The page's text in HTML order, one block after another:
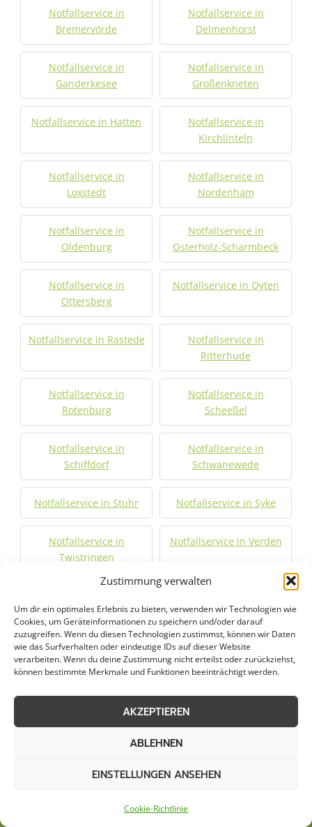
Zustimmung verwalten
Um dir ein optimales Erlebnis zu bieten, verwenden wir Technologien wie
Cookies, um Geräteinformationen zu speichern und/oder darauf
zuzugreifen. Wenn du diesen Technologien zustimmst, können wir Daten
wie das Surfverhalten oder eindeutige IDs auf dieser Website
verarbeiten. Wenn du deine Zustimmung nicht erteilst oder zurückziehst,
können bestimmte Merkmale und Funktionen beeinträchtigt werden.
AKZEPTIEREN
ABLEHNEN
EINSTELLUNGEN ANSEHEN
Cookie-Richtlinie
Notfallservice in
Bremervörde
Notfallservice in
Delmenhorst
Notfallservice in
Ganderkesee
Notfallservice in
Großenkneten
Notfallservice in Hatten
Notfallservice in
Kirchlinteln
Notfallservice in
Loxstedt
Notfallservice in
Nordenham
Notfallservice in
Oldenburg
Notfallservice in
Osterholz-Scharmbeck
Notfallservice in
Ottersberg
Notfallservice in Oyten
Notfallservice in Rastede
Notfallservice in
Ritterhude
Notfallservice in
Rotenburg
Notfallservice in
Scheeßel
Notfallservice in
Schiffdorf
Notfallservice in
Schwanewede
Notfallservice in Stuhr Notfallservice in Syke
Notfallservice in
Twistringen
Notfallservice in Verden
Visselhövede
Wardenburg
Notfallservice in
Wildeshausen
Notfallservice in Zeven
Jetzt Anfrage stellen